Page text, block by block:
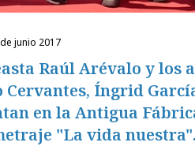
de junio 2017
Raúl Arévalo y los
Íngrid
en la Antigua
"La vida nuestra".